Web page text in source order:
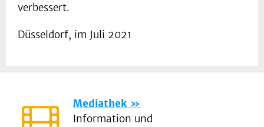
verbessert.
Düsseldorf, im Juli 2021
Mediathek
Information und